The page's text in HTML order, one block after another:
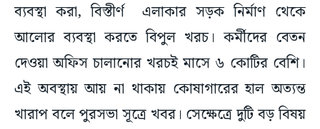
ব্যবস্থা করা, বিস্তীর্ণ এলাকার সড়ক নির্মাণ থেকে
আলোর ব্যবস্থা করতে বিপুল খরচ। কর্মীদের বেতন
দেওয়া অফিস চালানোর খরচই মাসে ৬ কোটির বেশি।
এই অবস্থায় আয় না থাকায় কোষাগারের হাল অত্যন্ত
খারাপ বলে পুরসভা সূত্রে খবর। সেক্ষেত্রে দুটি বড় বিষয়